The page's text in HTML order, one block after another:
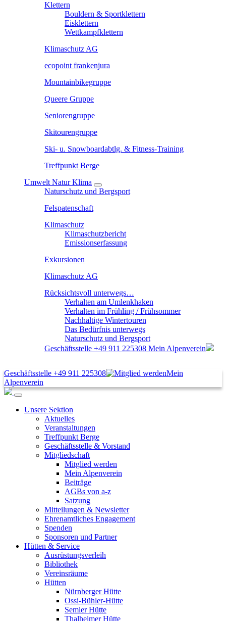
Klettern
Bouldern & Sportklettern
Eisklettern
Wettkampfklettern
Klimaschutz AG
ecopoint frankenjura
Mountainbikegruppe
Queere Gruppe
Seniorengruppe
Skitourengruppe
Ski- u. Snowboardabtlg. & Fitness-Training
Treffpunkt Berge
Umwelt Natur Klima
Naturschutz und Bergsport
Felspatenschaft
Klimaschutz
Klimaschutzbericht
Emissionserfassung
Exkursionen
Klimaschutz AG
Rücksichtsvoll unterwegs…
Verhalten am Umlenkhaken
Verhalten im Frühling / Frühsommer
Nachhaltige Wintertouren
Das Bedürfnis unterwegs
Naturschutz und Bergsport
Geschäftsstelle +49 911 225308 Mein Alpenverein
Geschäftsstelle +49 911 225308
Mein
Alpenverein
Unsere Sektion
Aktuelles
Veranstaltungen
Treffpunkt Berge
Geschäftsstelle & Vorstand
Mitgliedschaft
Mitglied werden
Mein Alpenverein
Beiträge
AGBs von a-z
Satzung
Mitteilungen & Newsletter
Ehrenamtliches Engagement
Spenden
Sponsoren und Partner
Hütten & Service
Ausrüstungsverleih
Bibliothek
Vereinsräume
Hütten
Nürnberger Hütte
Ossi-Bühler-Hütte
Semler Hütte
Thalheimer Hütte